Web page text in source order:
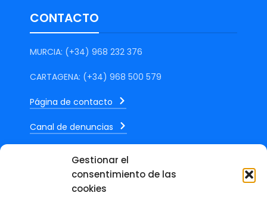
Gestionar el
consentimiento de las
cookies
CONTACTO
MURCIA: (+34) 968 232 376
CARTAGENA: (+34) 968 500 579
Página de contacto
Canal de denuncias